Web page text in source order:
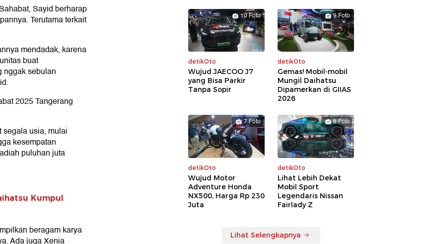
Sayid berharap
Terutama terkait
mendadak, karena
buat
nggak sebulan
2025 Tangerang
usia, mulai
kesempatan
puluhan juta
Kumpul
beragam karya
Ada juga Xenia
10 Foto
detikOto
Wujud JAECOO J7
yang Bisa Parkir
Tanpa Sopir
9 Foto
detikOto
Gemas! Mobil-mobil
Mungil Daihatsu
Dipamerkan di GIIAS
2026
7 Foto
detikOto
Wujud Motor
Adventure Honda
NX500, Harga Rp 230
Juta
8 Foto
detikOto
Lihat Lebih Dekat
Mobil Sport
Legendaris Nissan
Fairlady Z
Lihat Selengkapnya